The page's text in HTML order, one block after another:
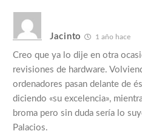
Jacinto 1 año hace
Creo que ya lo dije en otra
revisiones de hardware.
ordenadores pasan delante de
diciendo «su excelencia»,
broma pero sin duda sería lo
Palacios.